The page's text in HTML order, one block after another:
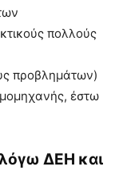
πολλούς
προβλημάτων)
έστω
ΔΕΗ και